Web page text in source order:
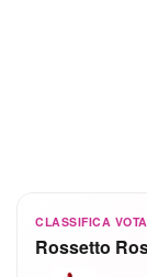
CLASSIFICA
Rossetto